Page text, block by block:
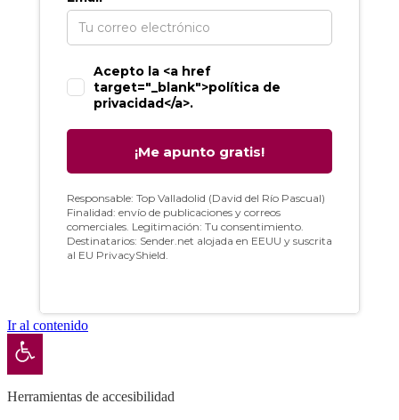
Ir al contenido
Abrir barra de herramientas
Herramientas de accesibilidad